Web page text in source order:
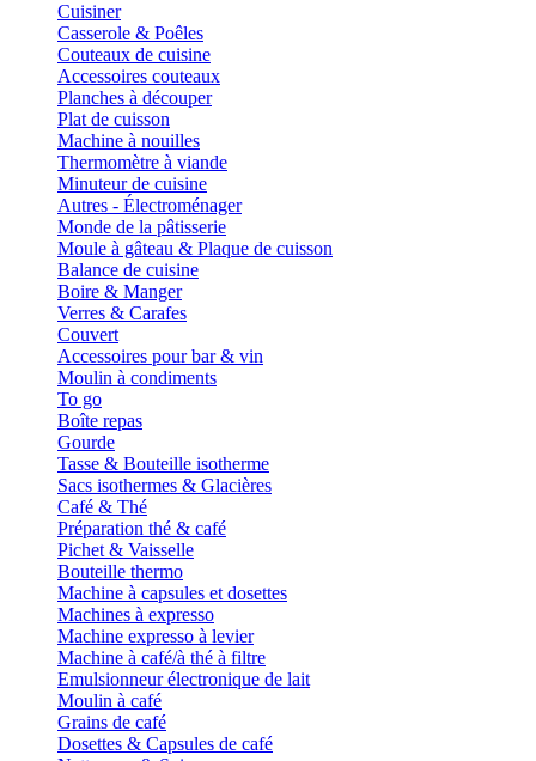
Cuisiner
Casserole & Poêles
Couteaux de cuisine
Accessoires couteaux
Planches à découper
Plat de cuisson
Machine à nouilles
Thermomètre à viande
Minuteur de cuisine
Autres - Électroménager
Monde de la pâtisserie
Moule à gâteau & Plaque de cuisson
Balance de cuisine
Boire & Manger
Verres & Carafes
Couvert
Accessoires pour bar & vin
Moulin à condiments
To go
Boîte repas
Gourde
Tasse & Bouteille isotherme
Sacs isothermes & Glacières
Café & Thé
Préparation thé & café
Pichet & Vaisselle
Bouteille thermo
Machine à capsules et dosettes
Machines à expresso
Machine expresso à levier
Machine à café/à thé à filtre
Emulsionneur électronique de lait
Moulin à café
Grains de café
Dosettes & Capsules de café